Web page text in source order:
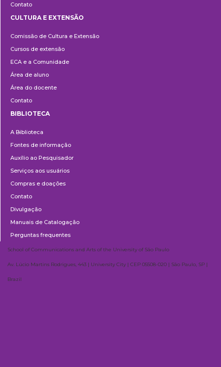
Contato
e
Extensão
CULTURA E EXTENSÃO
Comissão de Cultura e Extensão
Cursos de extensão
ECA e a Comunidade
Área de aluno
Área do docente
Contato
BIBLIOTECA
A Biblioteca
Fontes de informação
Auxílio ao Pesquisador
Serviços aos usuários
Compras e doações
Contato
Divulgação
Manuais de Catalogação
Perguntas frequentes
School of Communications and Arts of the University of São Paulo
Av. Lúcio Martins Rodrigues, 443 | University City | CEP 05508-020 | São Paulo, SP |
Brazil